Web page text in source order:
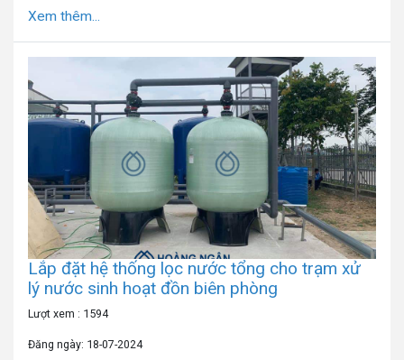
Xem thêm...
Lắp đặt hệ thống lọc nước tổng cho trạm xử
lý nước sinh hoạt đồn biên phòng
Lượt xem : 1594
Đăng ngày: 18-07-2024